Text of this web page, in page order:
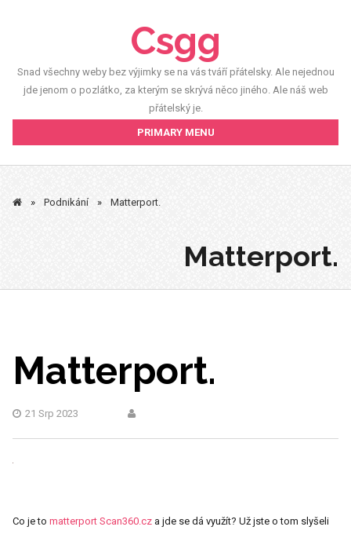
Csgg
Snad všechny weby bez výjimky se na vás tváří přátelsky. Ale nejednou
jde jenom o pozlátko, za kterým se skrývá něco jiného. Ale náš web
přátelský je.
PRIMARY MENU
» Podnikání » Matterport.
Matterport.
Matterport.
21 Srp 2023
Co je to matterport Scan360.cz a jde se dá využít? Už jste o tom slyšeli